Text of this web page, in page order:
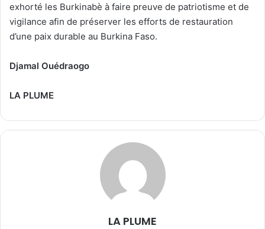
exhorté les Burkinabè à faire preuve de patriotisme et de
vigilance afin de préserver les efforts de restauration
d’une paix durable au Burkina Faso.
Djamal Ouédraogo
LA PLUME
LA PLUME